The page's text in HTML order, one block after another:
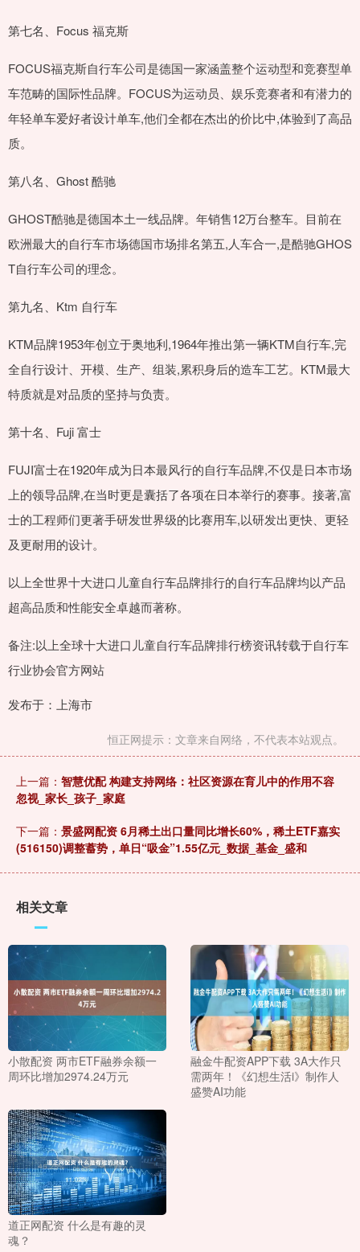
第七名、Focus 福克斯
FOCUS福克斯自行车公司是德国一家涵盖整个运动型和竞赛型单
车范畴的国际性品牌。FOCUS为运动员、娱乐竞赛者和有潜力的
年轻单车爱好者设计单车,他们全都在杰出的价比中,体验到了高品
质。
第八名、Ghost 酷驰
GHOST酷驰是德国本土一线品牌。年销售12万台整车。目前在
欧洲最大的自行车市场德国市场排名第五,人车合一,是酷驰GHOS
T自行车公司的理念。
第九名、Ktm 自行车
KTM品牌1953年创立于奥地利,1964年推出第一辆KTM自行车,完
全自行设计、开模、生产、组装,累积身后的造车工艺。KTM最大
特质就是对品质的坚持与负责。
第十名、Fuji 富士
FUJI富士在1920年成为日本最风行的自行车品牌,不仅是日本市场
上的领导品牌,在当时更是囊括了各项在日本举行的赛事。接著,富
士的工程师们更著手研发世界级的比赛用车,以研发出更快、更轻
及更耐用的设计。
以上全世界十大进口儿童自行车品牌排行的自行车品牌均以产品
超高品质和性能安全卓越而著称。
备注:以上全球十大进口儿童自行车品牌排行榜资讯转载于自行车
行业协会官方网站
发布于：上海市
恒正网提示：文章来自网络，不代表本站观点。
上一篇： 智慧优配 构建支持网络：社区资源在育儿中的作用不容
忽视_家长_孩子_家庭
下一篇： 景盛网配资 6月稀土出口量同比增长60%，稀土ETF嘉实
(516150)调整蓄势，单日“吸金”1.55亿元_数据_基金_盛和
相关文章
小散配资 两市ETF融券余额一
周环比增加2974.24万元
融金牛配资APP下载 3A大作只
需两年！《幻想生活i》制作人
盛赞AI功能
道正网配资 什么是有趣的灵
魂？